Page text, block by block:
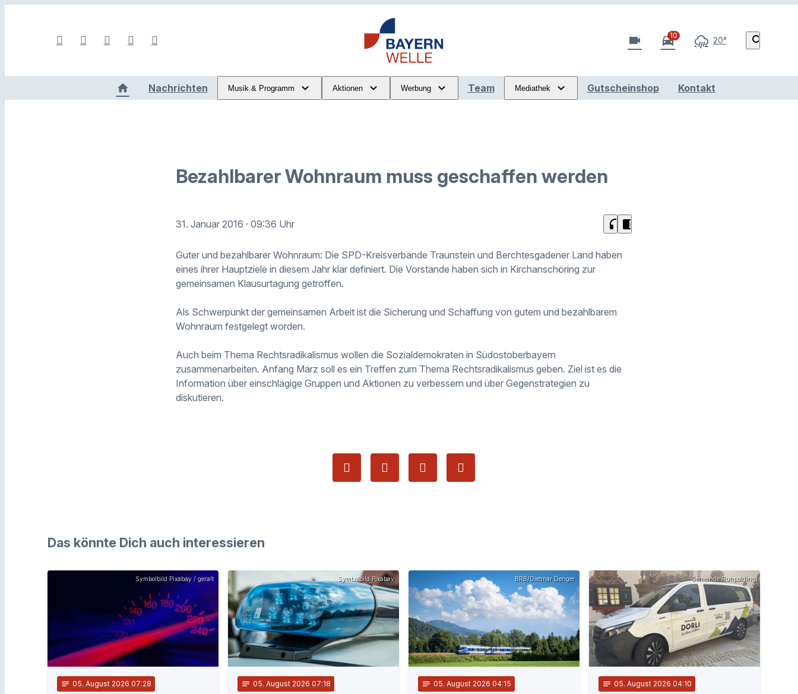
videocam directions_car
10 20° search
Nachrichten Musik & Programm Aktionen Werbung Team Mediathek Gutscheinshop Kontakt
Bezahlbarer Wohnraum muss geschaffen werden
31. Januar 2016 · 09:36 Uhr headphones chrome_reader_mode
Guter und bezahlbarer Wohnraum: Die SPD-Kreisverbände Traunstein und Berchtesgadener Land haben
eines ihrer Hauptziele in diesem Jahr klar definiert. Die Vorstände haben sich in Kirchanschöring zur
gemeinsamen Klausurtagung getroffen.
Als Schwerpunkt der gemeinsamen Arbeit ist die Sicherung und Schaffung von gutem und bezahlbarem
Wohnraum festgelegt worden.
Auch beim Thema Rechtsradikalismus wollen die Sozialdemokraten in Südostoberbayern
zusammenarbeiten. Anfang März soll es ein Treffen zum Thema Rechtsradikalismus geben. Ziel ist es die
Information über einschlägige Gruppen und Aktionen zu verbessern und über Gegenstrategien zu
diskutieren.
Das könnte Dich auch interessieren
Symbolbild Pixabay / geralt
notes 05. August 2026 07:28
Symbolbild Pixabay
notes 05. August 2026 07:18
BRB/Dietmar Denger
notes 05. August 2026 04:15
Gemeinde Ruhpolding
notes 05. August 2026 04:10